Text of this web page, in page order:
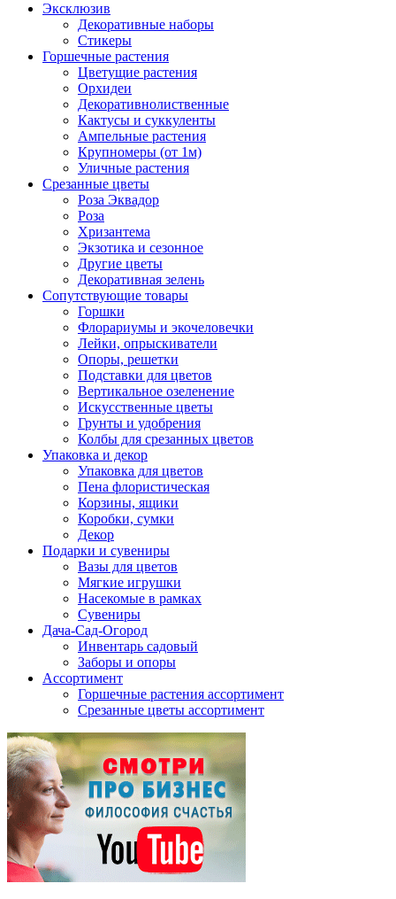
Эксклюзив
Декоративные наборы
Стикеры
Горшечные растения
Цветущие растения
Орхидеи
Декоративнолиственные
Кактусы и суккуленты
Ампельные растения
Крупномеры (от 1м)
Уличные растения
Срезанные цветы
Роза Эквадор
Роза
Хризантема
Экзотика и сезонное
Другие цветы
Декоративная зелень
Сопутствующие товары
Горшки
Флорариумы и экочеловечки
Лейки, опрыскиватели
Опоры, решетки
Подставки для цветов
Вертикальное озеленение
Искусственные цветы
Грунты и удобрения
Колбы для срезанных цветов
Упаковка и декор
Упаковка для цветов
Пена флористическая
Корзины, ящики
Коробки, сумки
Декор
Подарки и сувениры
Вазы для цветов
Мягкие игрушки
Насекомые в рамках
Сувениры
Дача-Сад-Огород
Инвентарь садовый
Заборы и опоры
Ассортимент
Горшечные растения ассортимент
Срезанные цветы ассортимент